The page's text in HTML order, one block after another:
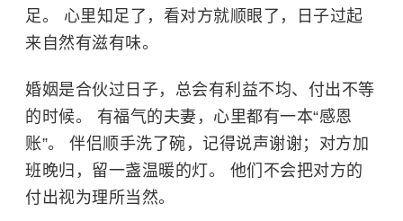
足。 心里知足了，看对方就顺眼了，日子过起
来自然有滋有味。
婚姻是合伙过日子，总会有利益不均、付出不等
的时候。 有福气的夫妻，心里都有一本“感恩
账”。 伴侣顺手洗了碗，记得说声谢谢；对方加
班晚归，留一盏温暖的灯。 他们不会把对方的
付出视为理所当然。